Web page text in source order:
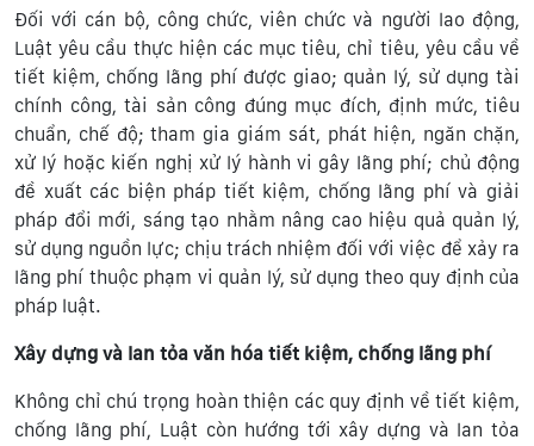
Đối với cán bộ, công chức, viên chức và người lao động,
Luật yêu cầu thực hiện các mục tiêu, chỉ tiêu, yêu cầu về
tiết kiệm, chống lãng phí được giao; quản lý, sử dụng tài
chính công, tài sản công đúng mục đích, định mức, tiêu
chuẩn, chế độ; tham gia giám sát, phát hiện, ngăn chặn,
xử lý hoặc kiến nghị xử lý hành vi gây lãng phí; chủ động
đề xuất các biện pháp tiết kiệm, chống lãng phí và giải
pháp đổi mới, sáng tạo nhằm nâng cao hiệu quả quản lý,
sử dụng nguồn lực; chịu trách nhiệm đối với việc để xảy ra
lãng phí thuộc phạm vi quản lý, sử dụng theo quy định của
pháp luật.
Xây dựng và lan tỏa văn hóa tiết kiệm, chống lãng phí
Không chỉ chú trọng hoàn thiện các quy định về tiết kiệm,
chống lãng phí, Luật còn hướng tới xây dựng và lan tỏa